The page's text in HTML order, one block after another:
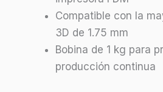
Compatible con la
3D de 1.75 mm
Bobina de 1 kg para
producción continua